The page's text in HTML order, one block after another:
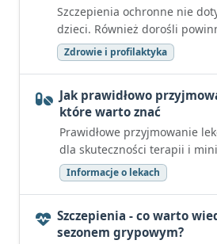
Szczepienia ochronne nie
dzieci. Również dorośli
Zdrowie i profilaktyka
Jak prawidłowo
które warto znać
Prawidłowe przyjmowanie
dla skuteczności terapii i
Informacje o lekach
Szczepienia - co warto
sezonem grypowym?